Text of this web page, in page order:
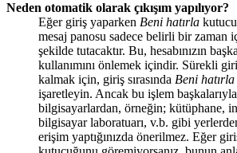
Neden otomatik olarak çıkışım yapılıyor?
Eğer giriş yaparken Beni hatırla
mesaj panosu sadece belirli bir zaman
şekilde tutacaktır. Bu, hesabınızın
kullanımını önlemek içindir. Sürekli
kalmak için, giriş sırasında Beni hatırla
işaretleyin. Ancak bu işlem
bilgisayarlardan, örneğin; kütüphane,
bilgisayar laboratuarı, v.b. gibi
erişim yaptığınızda önerilmez. Eğer